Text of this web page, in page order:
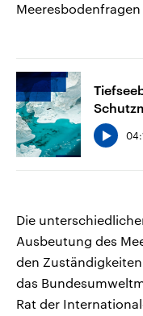
Die
Ausbeutung des
den
das
Rat der